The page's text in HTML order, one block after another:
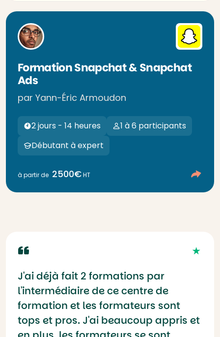
Formation Snapchat & Snapchat
Ads
par Yann-Éric Armoudon
2 jours - 14 heures
1 à 6 participants
Débutant à expert
à partir de 2500€HT
J'ai déjà fait 2 formations par
l'intermédiaire de ce centre de
formation et les formateurs sont
tops et pros. J'ai beaucoup appris et